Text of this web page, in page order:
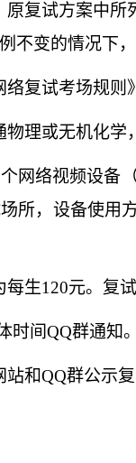
复试方案中
不变的情况下
络复试考场规则
理或无机化学
个网络视频设备
所， 设备使用
每生120元。 复
时间 QQ群通知
站和QQ群公示